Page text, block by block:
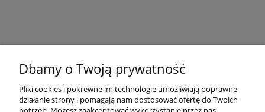
MOJE KONTO
Dbamy o Twoją prywatność
Pliki cookies i pokrewne im technologie umożliwiają poprawne
działanie strony i pomagają nam dostosować ofertę do Twoich